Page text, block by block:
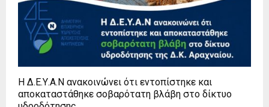
Η Δ.Ε.Υ.Α.Ν ανακοινώνει ότι εντοπίστηκε και
αποκαταστάθηκε σοβαρότατη βλάβη στο δίκτυο